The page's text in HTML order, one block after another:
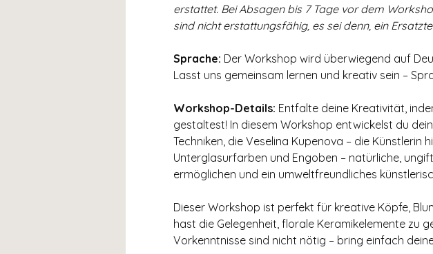
erstattet. Bei Absagen bis 7 Tage vor dem
sind nicht erstattungsfähig, es sei denn, ein
Sprache: Der Workshop wird überwiegend auf
Lasst uns gemeinsam lernen und kreativ sein –
Workshop-Details: Entfalte deine Kreativität,
gestaltest! In diesem Workshop entwickelst du
Techniken, die Veselina Kupenova – die
Unterglasurfarben und Engoben – natürliche,
ermöglichen und ein umweltfreundliches
Dieser Workshop ist perfekt für kreative Köpfe,
hast die Gelegenheit, florale Keramikelemente zu
Vorkenntnisse sind nicht nötig – bring einfach